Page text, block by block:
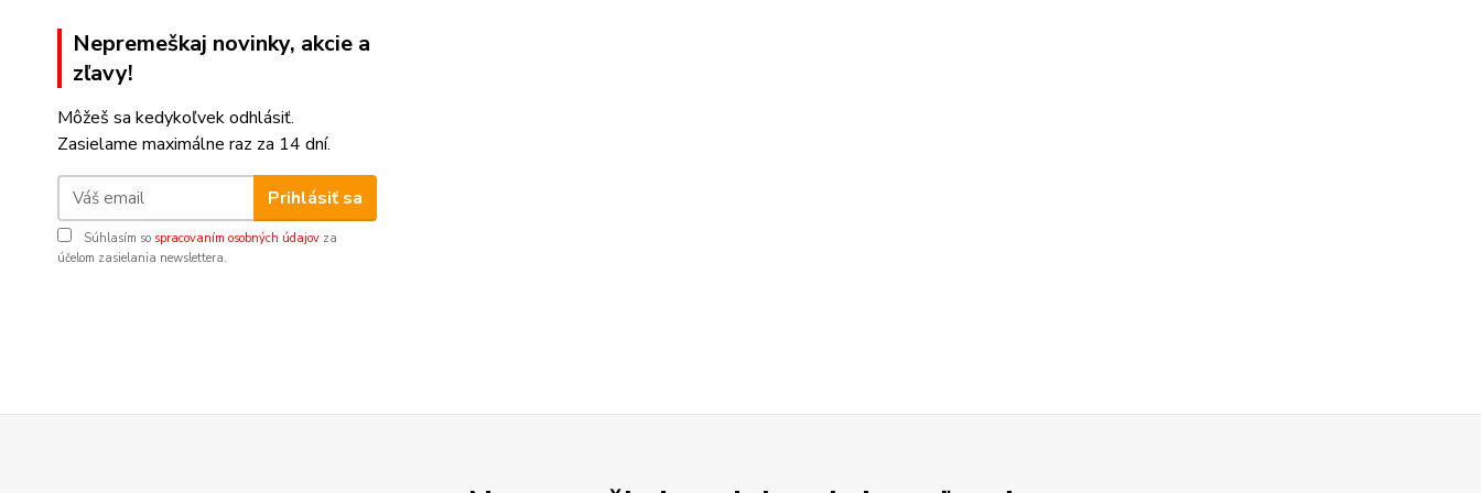
Nepremeškaj novinky, akcie a
zľavy!
Môžeš sa kedykoľvek odhlásiť.
Zasielame maximálne raz za 14 dní.
Prihlásiť sa
Súhlasím so spracovaním osobných údajov za
účelom zasielania newslettera.